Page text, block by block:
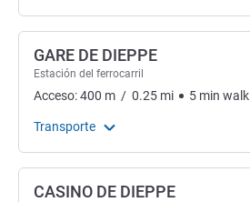
GARE DE DIEPPE
Estación del ferrocarril
Acceso:400 m / 0.25 mi 5 min walk
Transporte
CASINO DE DIEPPE